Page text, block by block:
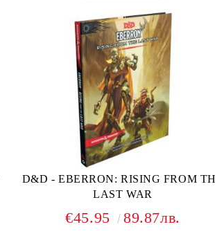
D&D - EBERRON: RISING FROM
LAST WAR
€45.95 89.87лв.